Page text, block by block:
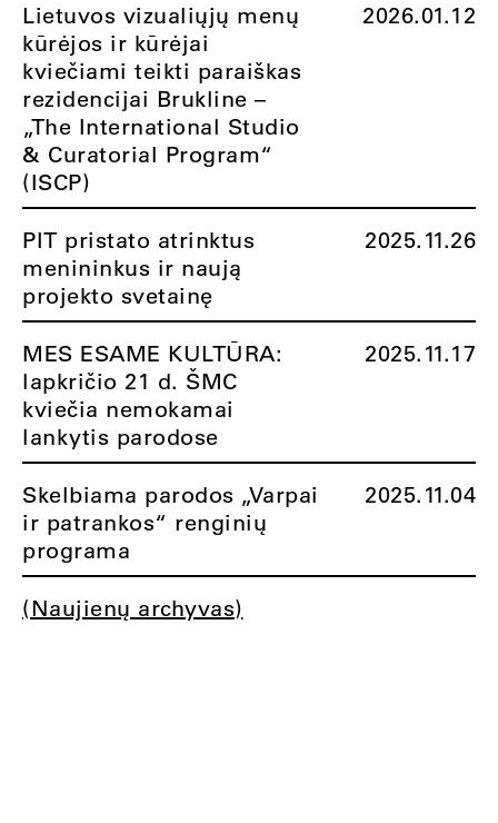
Lietuvos vizualiųjų menų
kūrėjos ir kūrėjai
kviečiami teikti paraiškas
rezidencijai Brukline –
„The International Studio
& Curatorial Program“
(ISCP)
2026.01.12
PIT pristato atrinktus
menininkus ir naują
projekto svetainę
2025.11.26
MES ESAME KULTŪRA:
lapkričio 21 d. ŠMC
kviečia nemokamai
lankytis parodose
2025.11.17
Skelbiama parodos „Varpai
ir patrankos“ renginių
programa
2025.11.04
(Naujienų archyvas)